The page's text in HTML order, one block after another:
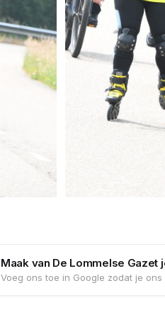
Maak van De Lommelse
Voeg ons toe in Google zodat je